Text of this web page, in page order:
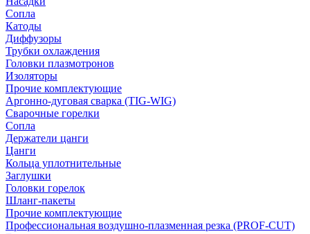
Сопла
Катоды
Диффузоры
Трубки охлаждения
Головки плазмотронов
Изоляторы
Прочие комплектующие
Аргонно-дуговая сварка (TIG-WIG)
Сварочные горелки
Сопла
Держатели цанги
Цанги
Кольца уплотнительные
Заглушки
Головки горелок
Шланг-пакеты
Прочие комплектующие
Профессиональная воздушно-плазменная резка (PROF-CUT)